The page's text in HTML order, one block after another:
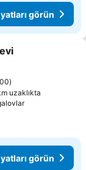
görün
uzaklıkta
görün